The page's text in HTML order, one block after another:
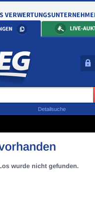
Detailsuche
wurde nicht gefunden.